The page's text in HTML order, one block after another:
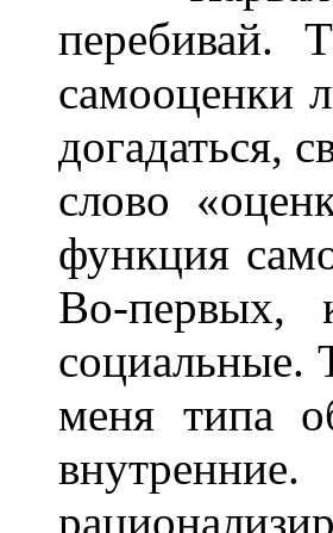
перебивай.
самооценки
догадаться,
слово
функция
Во-первых,
социальные.
меня типа